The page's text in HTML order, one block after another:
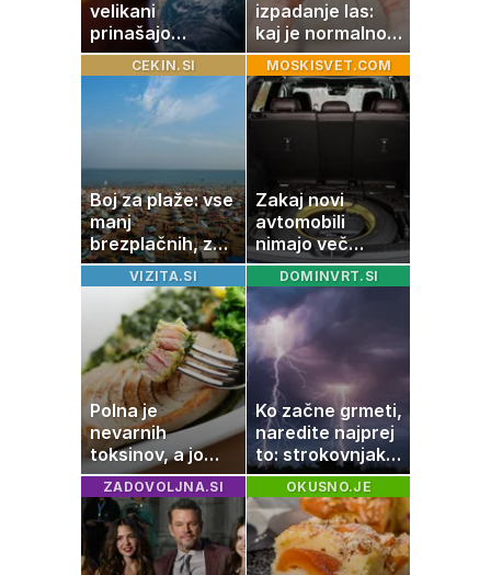
velikani
prinašajo
pomembne
premike – kaj
pomeni, da so
Saturn, Neptun
retrogradni?
izpadanje las:
kaj je normalno
in kako si
pomagati
CEKIN.SI
Boj za plaže: vse
manj
brezplačnih, za
ležalnik in
senčnik tudi več
kot 40 evrov
MOSKISVET.COM
Zakaj novi
avtomobili
nimajo več
rezervne gume?
VIZITA.SI
Polna je
nevarnih
toksinov, a jo
imamo vsi radi:
to je najbolj
nezdrava riba, ki
jo mnogi redno
uživajo
DOMINVRT.SI
Ko začne grmeti,
naredite najprej
to: strokovnjaki
opozarjajo na
pogosto napako
ZADOVOLJNA.SI OKUSNO.JE